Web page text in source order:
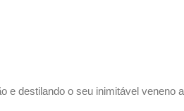
e destilando o seu inimitável veneno